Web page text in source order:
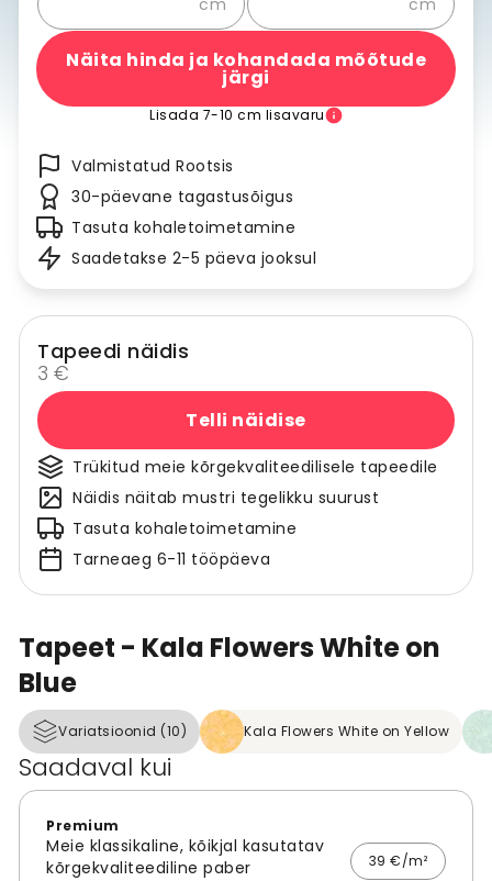
Tapeet - Kala Flowers White on
Blue
Variatsioonid (10) Kala Flowers White on Yellow
Saadaval kui
Premium
Meie klassikaline, kõikjal kasutatav
kõrgekvaliteediline paber
39 €/m²
cm cm
Näita hinda ja kohandada mõõtude
järgi
Lisada 7-10 cm lisavaru
Valmistatud Rootsis
30-päevane tagastusõigus
Tasuta kohaletoimetamine
Saadetakse 2-5 päeva jooksul
Tapeedi näidis
3 €
Telli näidise
Trükitud meie kõrgekvaliteedilisele tapeedile
Näidis näitab mustri tegelikku suurust
Tasuta kohaletoimetamine
Tarneaeg 6-11 tööpäeva